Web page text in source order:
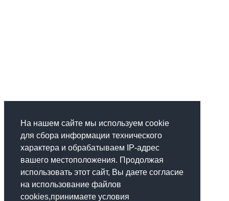
На нашем сайте мы используем cookie
для сбора информации технического
характера и обрабатываем IP-адрес
вашего местоположения. Продолжая
использовать этот сайт, Вы даете согласие
на использование файлов
cookies,принимаете условия